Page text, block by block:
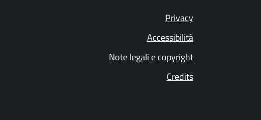
Privacy
Accessibilità
Note legali e copyright
Credits